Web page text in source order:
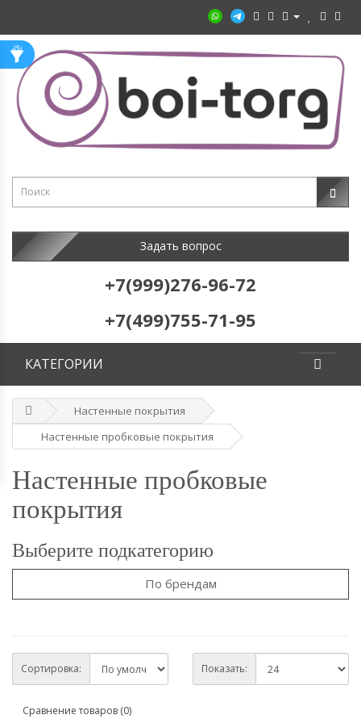
Задать вопрос
+7(999)276-96-72
+7(499)755-71-95
КАТЕГОРИИ
Настенные покрытия
Настенные пробковые покрытия
Настенные пробковые
покрытия
Выберите подкатегорию
По брендам
Сортировка: Показать:
Сравнение товаров (0)